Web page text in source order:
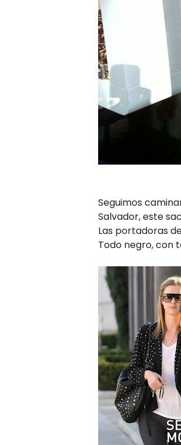
Seguimos
Salvador, este
Las portadoras
Todo negro, con